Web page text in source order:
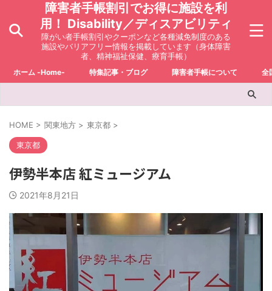
障害者手帳割引でお得に施設を利
用！ Disability／ディスアビリティ
障がい者手帳割引やクーポンなど各種減免制度のある
施設やバリアフリー情報を掲載しています（身体障害
者、精神福祉保健、療育手帳）
ホーム -Home- 特集記事・ブログ 障害者手帳について 全
HOME > 関東地方 > 東京都 >
東京都
伊勢半本店 紅ミュージアム
2021年8月21日